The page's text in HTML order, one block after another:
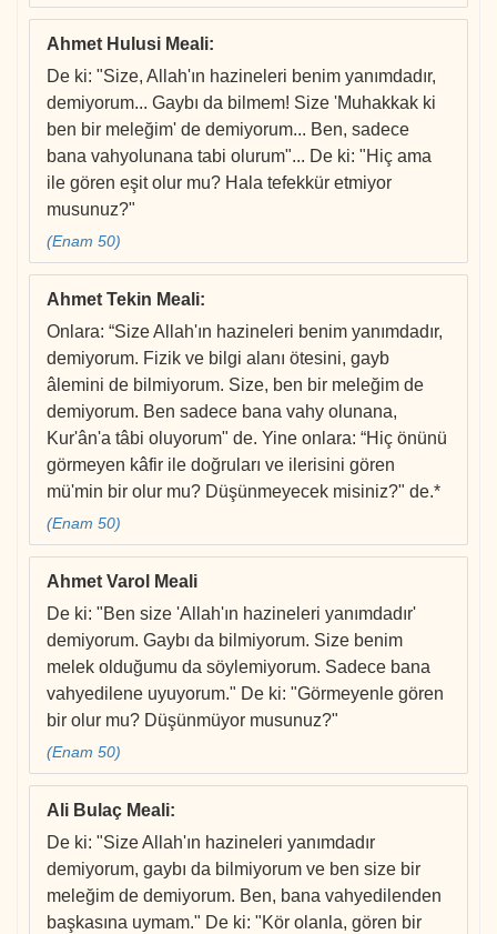
Ahmet Hulusi Meali:
De ki: "Size, Allah'ın hazineleri benim yanımdadır,
demiyorum... Gaybı da bilmem! Size 'Muhakkak ki
ben bir meleğim' de demiyorum... Ben, sadece
bana vahyolunana tabi olurum"... De ki: "Hiç ama
ile gören eşit olur mu? Hala tefekkür etmiyor
musunuz?"
(Enam 50)
Ahmet Tekin Meali:
Onlara: “Size Allah'ın hazineleri benim yanımdadır,
demiyorum. Fizik ve bilgi alanı ötesini, gayb
âlemini de bilmiyorum. Size, ben bir meleğim de
demiyorum. Ben sadece bana vahy olunana,
Kur'ân'a tâbi oluyorum" de. Yine onlara: “Hiç önünü
görmeyen kâfir ile doğruları ve ilerisini gören
mü'min bir olur mu? Düşünmeyecek misiniz?" de.*
(Enam 50)
Ahmet Varol Meali
De ki: "Ben size 'Allah'ın hazineleri yanımdadır'
demiyorum. Gaybı da bilmiyorum. Size benim
melek olduğumu da söylemiyorum. Sadece bana
vahyedilene uyuyorum." De ki: "Görmeyenle gören
bir olur mu? Düşünmüyor musunuz?"
(Enam 50)
Ali Bulaç Meali:
De ki: "Size Allah'ın hazineleri yanımdadır
demiyorum, gaybı da bilmiyorum ve ben size bir
meleğim de demiyorum. Ben, bana vahyedilenden
başkasına uymam." De ki: "Kör olanla, gören bir